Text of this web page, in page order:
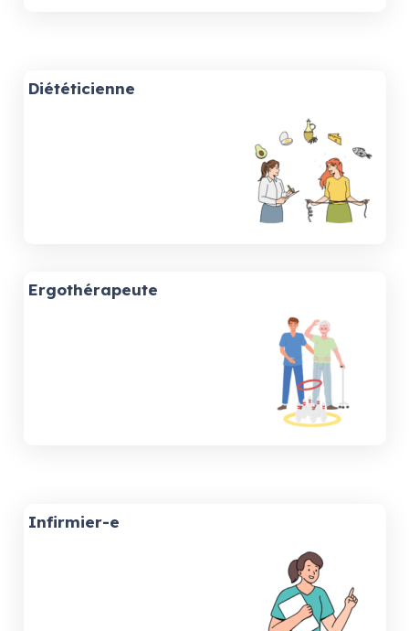
Diététicienne
Ergothérapeute
Infirmier-e